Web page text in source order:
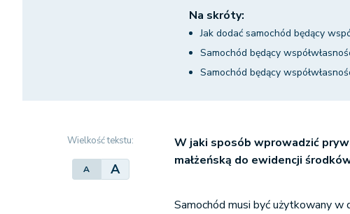
Na skróty:
Jak dodać samochód będący
Samochód będący
Samochód będący
Wielkość tekstu:
A A
W jaki sposób wprowadzić
małżeńską do ewidencji
Samochód musi być użytkowany w